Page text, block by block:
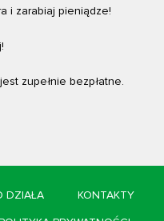
i zarabiaj pieniądze!
zupełnie bezpłatne.
DZIAŁA
KONTAKTY